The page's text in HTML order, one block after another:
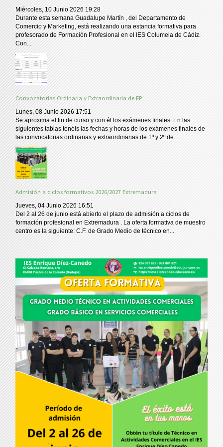
Miércoles, 10 Junio 2026 19:28
Durante esta semana Guadalupe Martín , del Departamento de
Comercio y Marketing, está realizando una estancia formativa para
profesorado de Formación Profesional en el IES Columela de Cádiz.
Con...
Convocatorias Ordinaria y Extraordinaria de FP
Lunes, 08 Junio 2026 17:51
Se aproxima el fin de curso y con él los exámenes finales. En las
siguientes tablas tenéis las fechas y horas de los exámenes finales de
las convocatorias ordinarias y extraordinarias de 1º y 2º de...
Admisión a ciclos formativos 2026/2027 Extremadura
Jueves, 04 Junio 2026 16:51
Del 2 al 26 de junio está abierto el plazo de admisión a ciclos de
formación profesional en Extremadura . La oferta formativa de muestro
centro es la siguiente: C.F. de Grado Medio de técnico en...